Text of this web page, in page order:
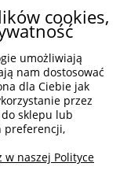
32-620 Brzeszcze
cookies,
umożliwiają
nam dostosować
dla Ciebie jak
przez
sklepu lub
preferencji,
w naszej Polityce